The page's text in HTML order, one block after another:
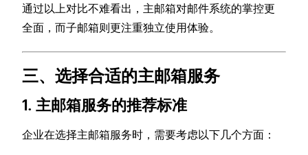
通过以上对比不难看出，主邮箱对邮件系统的掌控更
全面，而子邮箱则更注重独立使用体验。
三、选择合适的主邮箱服务
1. 主邮箱服务的推荐标准
企业在选择主邮箱服务时，需要考虑以下几个方面：